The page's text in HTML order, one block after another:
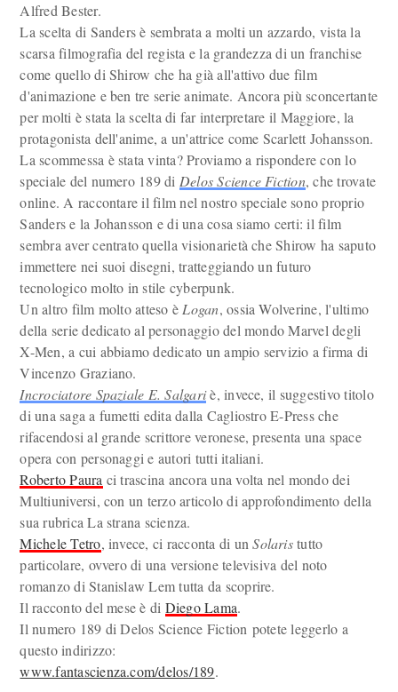
Alfred Bester.
La scelta di Sanders è sembrata a molti un azzardo, vista la
scarsa filmografia del regista e la grandezza di un franchise
come quello di Shirow che ha già all'attivo due film
d'animazione e ben tre serie animate. Ancora più sconcertante
per molti è stata la scelta di far interpretare il Maggiore, la
protagonista dell'anime, a un'attrice come Scarlett Johansson.
La scommessa è stata vinta? Proviamo a rispondere con lo
speciale del numero 189 di Delos Science Fiction, che trovate
online. A raccontare il film nel nostro speciale sono proprio
Sanders e la Johansson e di una cosa siamo certi: il film
sembra aver centrato quella visionarietà che Shirow ha saputo
immettere nei suoi disegni, tratteggiando un futuro
tecnologico molto in stile cyberpunk.
Un altro film molto atteso è Logan, ossia Wolverine, l'ultimo
della serie dedicato al personaggio del mondo Marvel degli
X-Men, a cui abbiamo dedicato un ampio servizio a firma di
Vincenzo Graziano.
Incrociatore Spaziale E. Salgariè, invece, il suggestivo titolo
di una saga a fumetti edita dalla Cagliostro E-Press che
rifacendosi al grande scrittore veronese, presenta una space
opera con personaggi e autori tutti italiani.
Roberto Paura ci trascina ancora una volta nel mondo dei
Multiuniversi, con un terzo articolo di approfondimento della
sua rubrica La strana scienza.
Michele Tetro, invece, ci racconta di unSolaristutto
particolare, ovvero di una versione televisiva del noto
romanzo di Stanislaw Lem tutta da scoprire.
Il racconto del mese è di Diego Lama.
Il numero 189 di Delos Science Fiction potete leggerlo a
questo indirizzo:
www.fantascienza.com/delos/189.